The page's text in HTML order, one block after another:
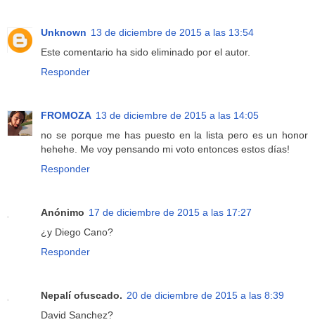
Unknown 13 de diciembre de 2015 a las 13:54
Este comentario ha sido eliminado por el autor.
Responder
FROMOZA 13 de diciembre de 2015 a las 14:05
no se porque me has puesto en la lista pero es un honor
hehehe. Me voy pensando mi voto entonces estos días!
Responder
Anónimo 17 de diciembre de 2015 a las 17:27
¿y Diego Cano?
Responder
Nepalí ofuscado. 20 de diciembre de 2015 a las 8:39
David Sanchez?